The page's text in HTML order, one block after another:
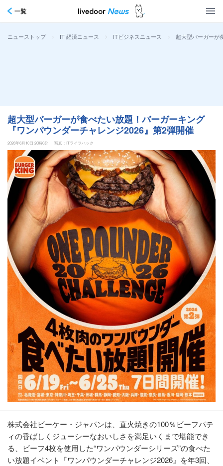
一覧
ニューストップ > IT 経済ニュース > ITビジネスニュース > 超大型バーガーが
超大型バーガーが食べたい放題！バーガーキング
『ワンパウンダーチャレンジ2026』第2弾開催
2026年6月10日 20時0分 写真：ITライフハック
株式会社ビーケー・ジャパンは、直火焼きの100％ビーフパテ
ィの香ばしくジューシーなおいしさを満足いくまで堪能でき
る、ビーフ4枚を使用した“ワンパウンダーシリーズ”の食べた
い放題イベント『ワンパウンダーチャレンジ2026』を年3回、